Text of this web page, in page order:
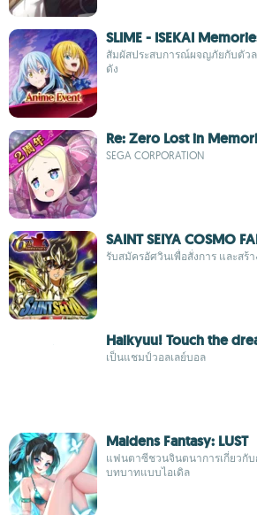
SLIME - ISEKAI
สัมผัสประสบการณ์ผจญภัยกับตัวล
ดัง
Re: Zero Lost in
SEGA CORPORATION
SAINT SEIYA COSMO
รับสมัครอัศวินเพื่อสั่งการ และสร้
Haikyuu! Touch the
เป็นแชมป์วอลเลย์บอล
Maidens Fantasy: LUST
แฟนตาซีชวนจินตนาการเกี่ยวกั
บทบาทแบบไอเดิล